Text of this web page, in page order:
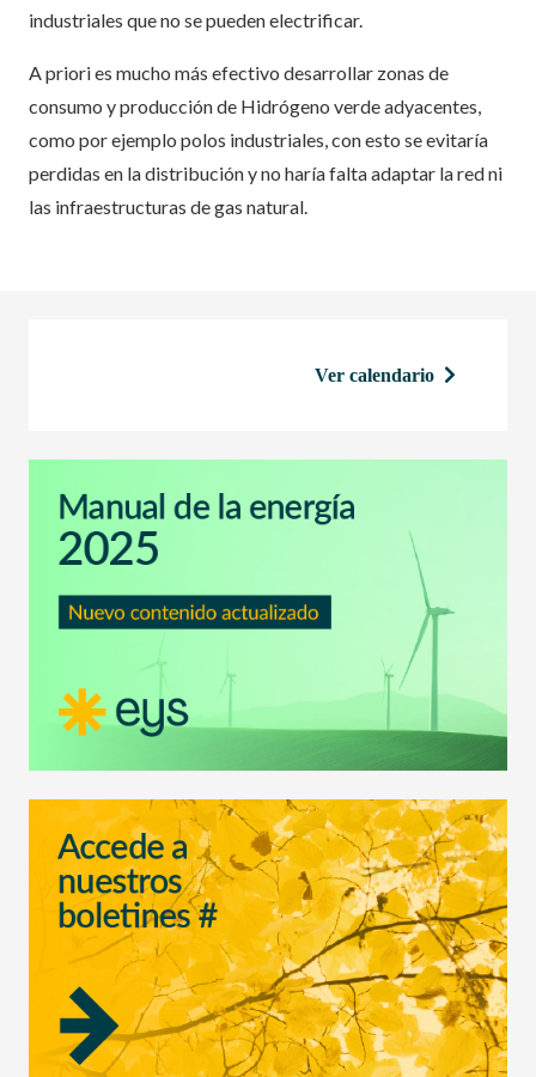
industriales que no se pueden electrificar.
A priori es mucho más efectivo desarrollar zonas de
consumo y producción de Hidrógeno verde adyacentes,
como por ejemplo polos industriales, con esto se evitaría
perdidas en la distribución y no haría falta adaptar la red ni
las infraestructuras de gas natural.
Ver calendario